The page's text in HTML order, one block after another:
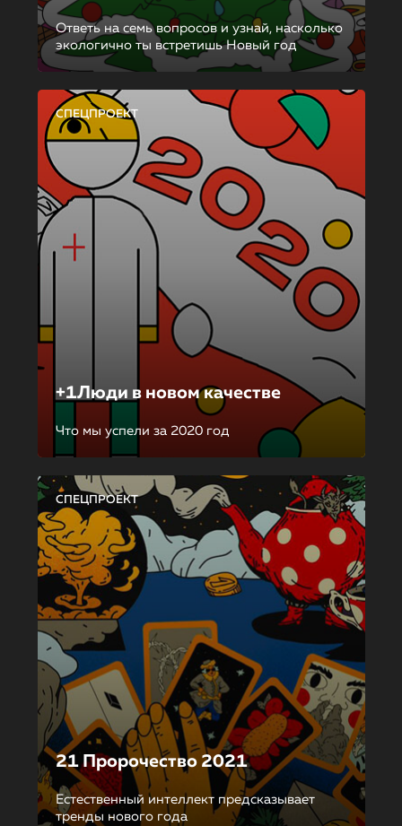
Ответь на семь вопросов и узнай, насколько
экологично ты встретишь Новый год
СПЕЦПРОЕКТ
+1Люди в новом качестве
Что мы успели за 2020 год
СПЕЦПРОЕКТ
21 Пророчество 2021
Естественный интеллект предсказывает
тренды нового года